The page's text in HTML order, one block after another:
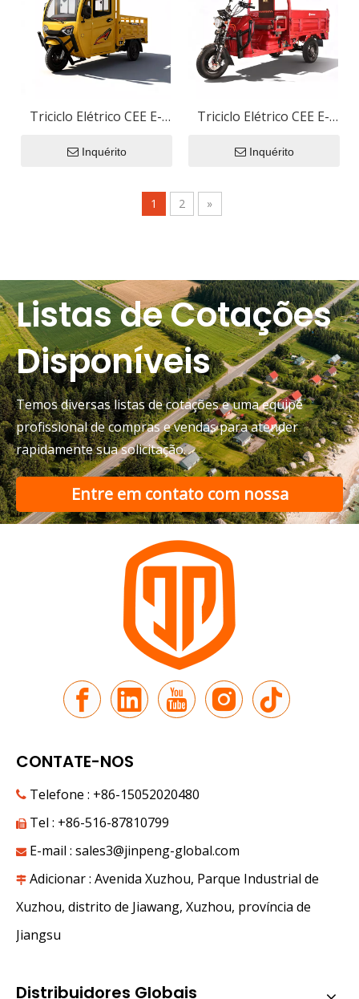
Triciclo Elétrico CEE E-
Inquérito
Triciclo Elétrico CEE E-
Inquérito
1 2 »
Listas de Cotações
Disponíveis
Temos diversas listas de cotações e uma equipe
profissional de compras e vendas para atender
rapidamente sua solicitação.
Entre em contato com nossa
equipe de suporte
CONTATE-NOS
 Telefone : +86-15052020480
 Tel : +86-516-87810799
 E-mail : sales3@jinpeng-global.com
 Adicionar : Avenida Xuzhou, Parque Industrial de
Xuzhou, distrito de Jiawang, Xuzhou, província de
Jiangsu
Distribuidores Globais